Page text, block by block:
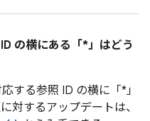
の横にある「*」はどう
する参照 ID の横に「*」
対するアップデートは、